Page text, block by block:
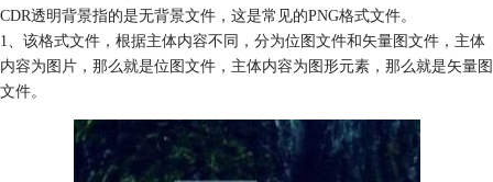
CDR透明背景指的是无背景文件，这是常见的PNG格式文件。
1、该格式文件，根据主体内容不同，分为位图文件和矢量图文件，主体
内容为图片，那么就是位图文件，主体内容为图形元素，那么就是矢量图
文件。